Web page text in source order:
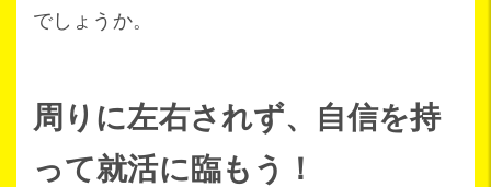
でしょうか。
周りに左右されず、自信を持
って就活に臨もう！